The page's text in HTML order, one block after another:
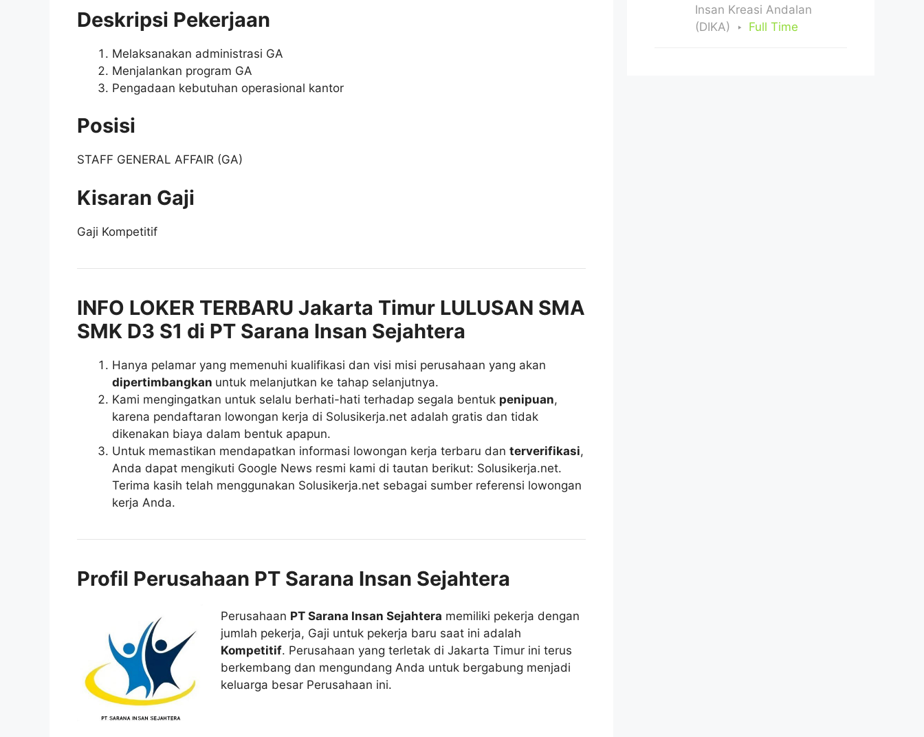
Deskripsi Pekerjaan
Melaksanakan administrasi GA
Menjalankan program GA
Pengadaan kebutuhan operasional kantor
Posisi
STAFF GENERAL AFFAIR (GA)
Kisaran Gaji
Gaji Kompetitif
INFO LOKER TERBARU Jakarta Timur LULUSAN SMA
SMK D3 S1 di PT Sarana Insan Sejahtera
Hanya pelamar yang memenuhi kualifikasi dan visi misi perusahaan yang akan
dipertimbangkan untuk melanjutkan ke tahap selanjutnya.
Kami mengingatkan untuk selalu berhati-hati terhadap segala bentuk penipuan,
karena pendaftaran lowongan kerja di Solusikerja.net adalah gratis dan tidak
dikenakan biaya dalam bentuk apapun.
Untuk memastikan mendapatkan informasi lowongan kerja terbaru dan terverifikasi,
Anda dapat mengikuti Google News resmi kami di tautan berikut: Solusikerja.net.
Terima kasih telah menggunakan Solusikerja.net sebagai sumber referensi lowongan
kerja Anda.
Profil Perusahaan PT Sarana Insan Sejahtera
Perusahaan PT Sarana Insan Sejahtera memiliki pekerja dengan
jumlah pekerja, Gaji untuk pekerja baru saat ini adalah
Kompetitif. Perusahaan yang terletak di Jakarta Timur ini terus
berkembang dan mengundang Anda untuk bergabung menjadi
keluarga besar Perusahaan ini.
Insan Kreasi Andalan
(DIKA)
Full Time